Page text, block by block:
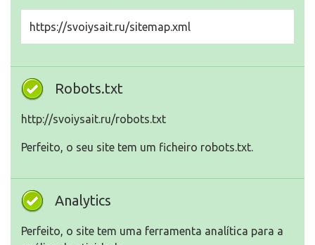
https://svoiysait.ru/sitemap.xml
Robots.txt
http://svoiysait.ru/robots.txt
Perfeito, o seu site tem um ficheiro robots.txt.
Analytics
Perfeito, o site tem uma ferramenta analítica para a